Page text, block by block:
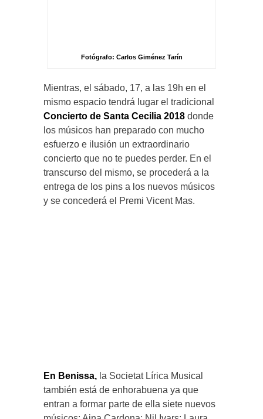
Fotógrafo: Carlos Giménez Tarín
Mientras, el sábado, 17, a las 19h en el
mismo espacio tendrá lugar el tradicional
Concierto de Santa Cecilia 2018 donde
los músicos han preparado con mucho
esfuerzo e ilusión un extraordinario
concierto que no te puedes perder. En el
transcurso del mismo, se procederá a la
entrega de los pins a los nuevos músicos
y se concederá el Premi Vicent Mas.
En Benissa, la Societat Lírica Musical
también está de enhorabuena ya que
entran a formar parte de ella siete nuevos